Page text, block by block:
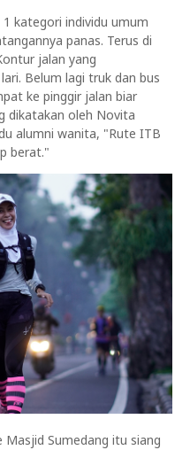
kategori individu umum
panas. Terus di
jalan yang
Belum lagi truk dan bus
ke pinggir jalan biar
dikatakan oleh Novita
alumni wanita, "Rute ITB
berat."
Sumedang itu siang